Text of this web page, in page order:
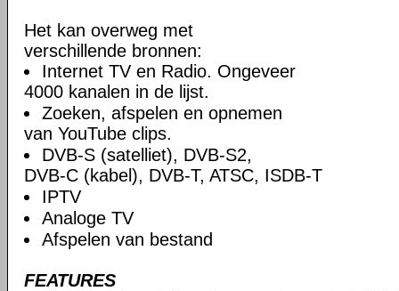
Het kan overweg met
verschillende bronnen:
Internet TV en Radio. Ongeveer
4000 kanalen in de lijst.
Zoeken, afspelen en opnemen
van YouTube clips.
DVB-S (satelliet), DVB-S2,
DVB-C (kabel), DVB-T, ATSC, ISDB-T
IPTV
Analoge TV
Afspelen van bestand
FEATURES